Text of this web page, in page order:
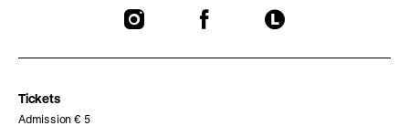
To
To
To
Tickets
Admission € 5